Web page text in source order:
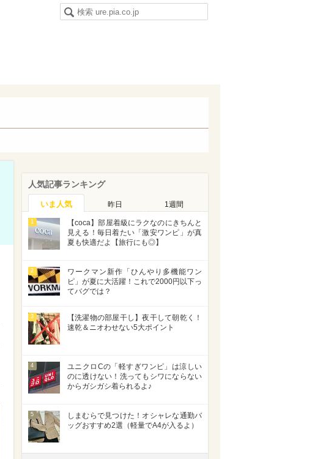
人気記事ランキング
いま人気 昨日 1週間
1
【coca】部屋着級にラクなのにきちんと
見える！毎日着たい「激安ワンピ」が真
夏も快適だよ【旅行にも◎】
2
ワークマン新作「ひんやり多機能ワン
ピ」が夏に大活躍！これで2000円以下っ
てバグでは？
3
【洗濯物の部屋干し】夜干して朝乾く！
速乾＆ニオわせない5大ポイント
4
ユニクロCの「軽すぎワンピ」は涼しい
のに透けない！洗ってもシワにならない
からガシガシ着られるよ♪
5
しまむらで見つけた！オシャレな通勤バ
ッグおすすめ2選（軽量でA4が入るよ）